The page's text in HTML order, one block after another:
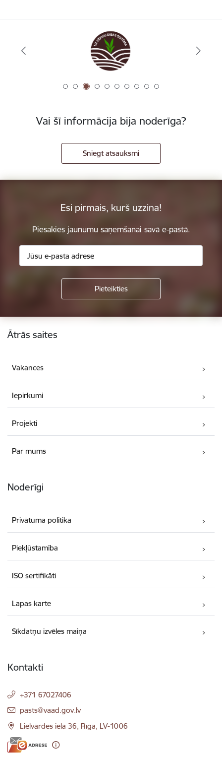
Vai šī informācija bija noderīga?
Sniegt atsauksmi
Esi pirmais, kurš uzzina!
Piesakies jaunumu saņemšanai savā e-pastā.
Kājene
Ātrās saites
Vakances
Iepirkumi
Projekti
Par mums
Noderīgi
Privātuma politika
Piekļūstamība
ISO sertifikāti
Lapas karte
Sīkdatņu izvēles maiņa
Kontakti
+371 67027406
E-pasts:
pasts@vaad.gov.lv
Lielvārdes iela 36, Rīga, LV-1006